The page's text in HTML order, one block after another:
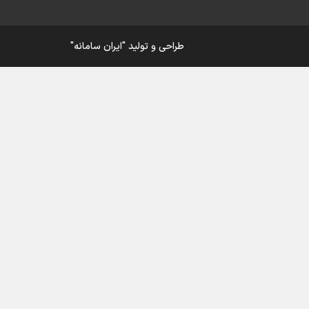
طراحی و تولید"ایران سامانه"